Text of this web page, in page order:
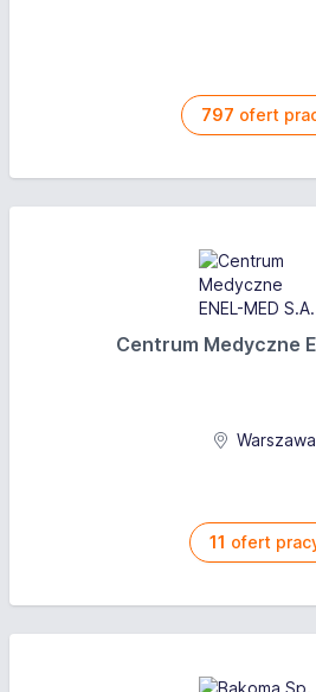
797 ofert
Centrum Medyczne
Warszawa
11 ofert